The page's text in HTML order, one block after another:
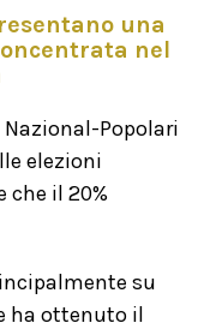
una
nel
Popolari
elezioni
che il 20%
su
ha ottenuto il